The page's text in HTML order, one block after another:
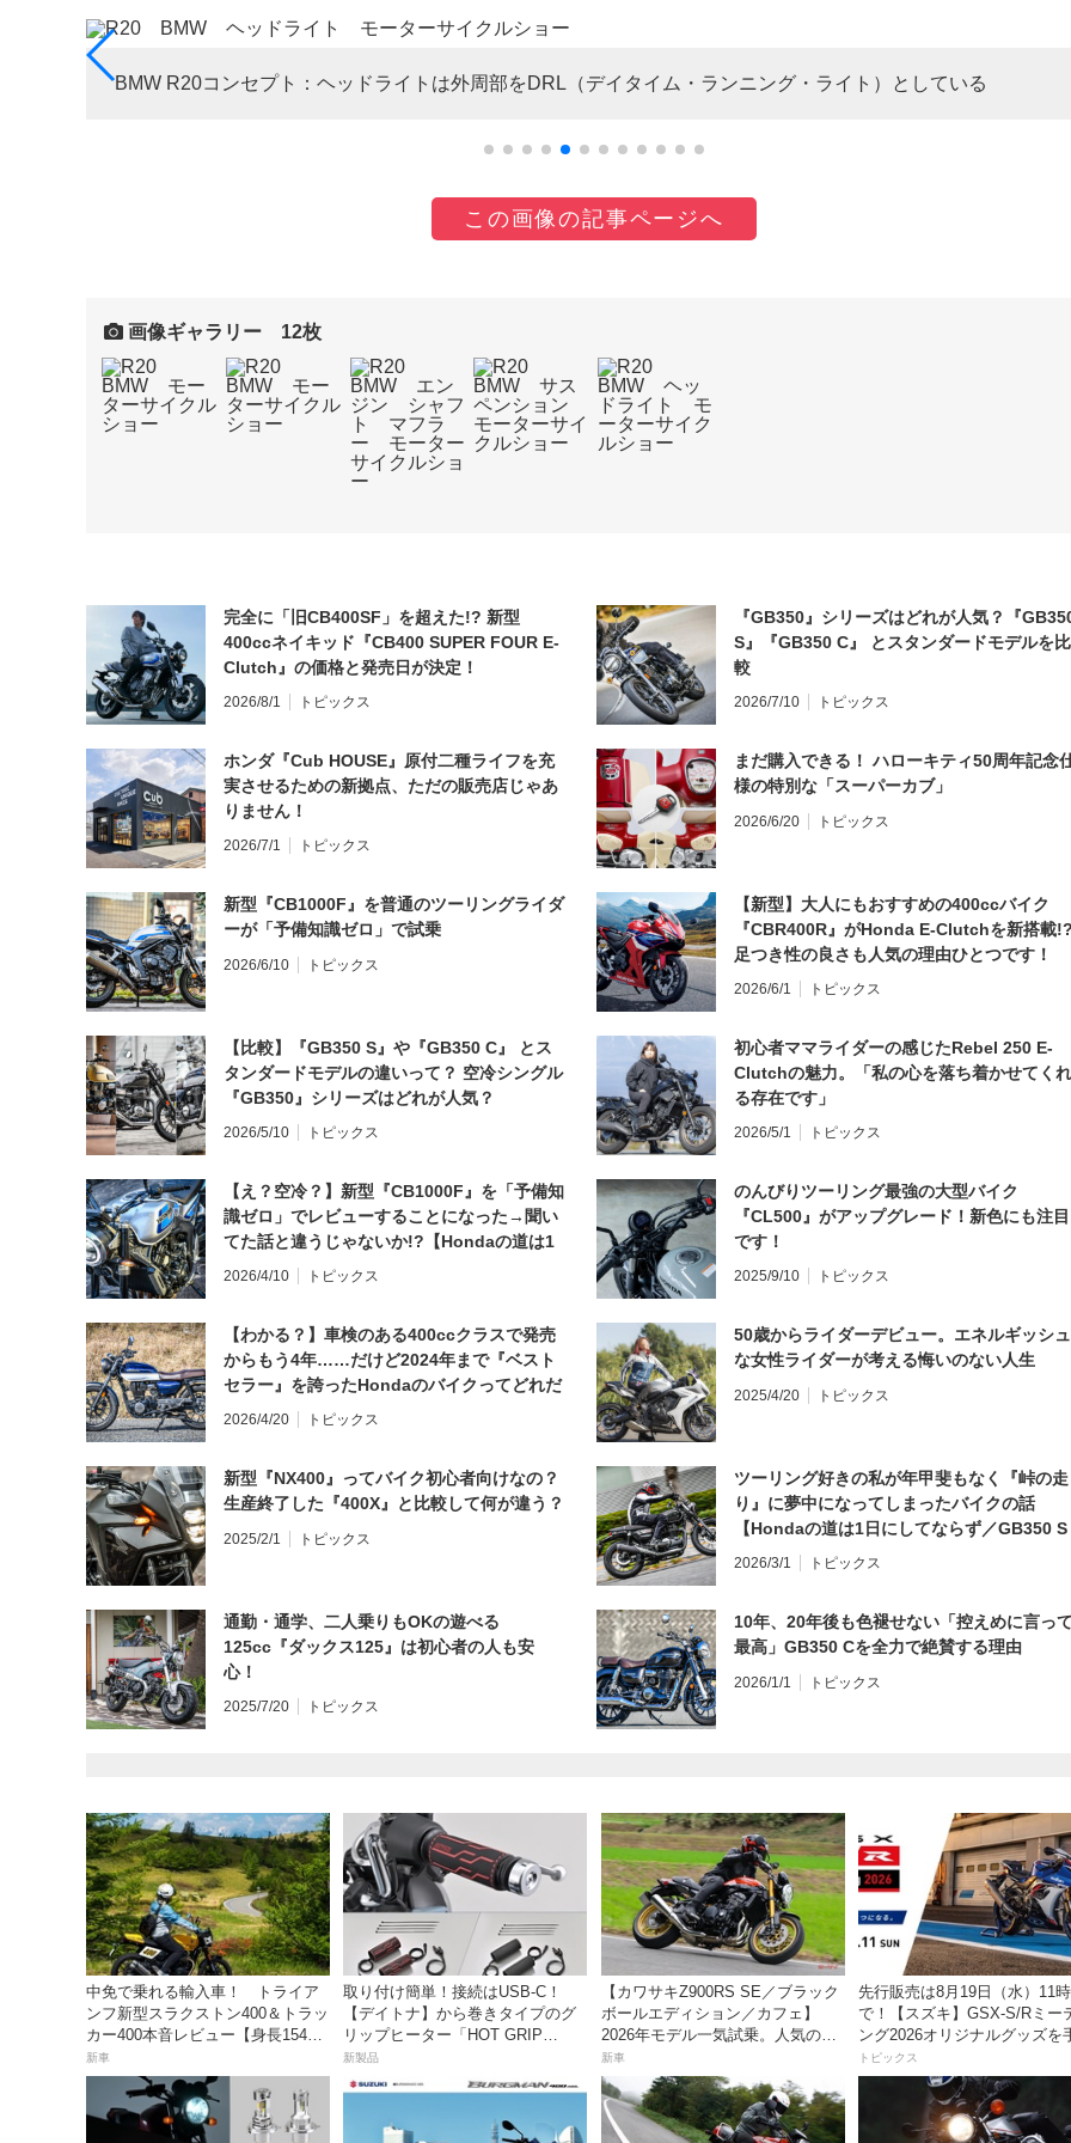
BMW R20コンセプト：ヘッドライトは外周部をDRL（デイタイム・ランニング・ライト）としている
この画像の記事ページへ
画像ギャラリー 12枚
完全に「旧CB400SF」を超えた!? 新型
400ccネイキッド『CB400 SUPER FOUR E-
Clutch』の価格と発売日が決定！
2026/8/1 トピックス
『GB350』シリーズはどれが人気？『
S』『GB350 C』 とスタンダードモデルを比
較
2026/7/10 トピックス
ホンダ『Cub HOUSE』原付二種ライフを充
実させるための新拠点、ただの販売店じゃあ
りません！
2026/7/1 トピックス
まだ購入できる！ ハローキティ50周年記念
様の特別な「スーパーカブ」
2026/6/20 トピックス
新型『CB1000F』を普通のツーリングライダ
ーが「予備知識ゼロ」で試乗
2026/6/10 トピックス
【新型】大人にもおすすめの400ccバイク
『CBR400R』がHonda E-Clutchを新搭載
足つき性の良さも人気の理由ひとつです！
2026/6/1 トピックス
【比較】『GB350 S』や『GB350 C』 とス
タンダードモデルの違いって？ 空冷シングル
『GB350』シリーズはどれが人気？
2026/5/10 トピックス
初心者ママライダーの感じたRebel 250 E-
Clutchの魅力。「私の心を落ち着かせてくれ
る存在です」
2026/5/1 トピックス
【え？空冷？】新型『CB1000F』を「予備知
識ゼロ」でレビューすることになった→聞い
てた話と違うじゃないか!?【Hondaの道は1
日にしてならず／CB1000F ①第一印象 編】
2026/4/10 トピックス
のんびりツーリング最強の大型バイク
『CL500』がアップグレード！新色にも注目
です！
2025/9/10 トピックス
【わかる？】車検のある400ccクラスで発売
からもう4年……だけど2024年まで『ベスト
セラー』を誇ったHondaのバイクってどれだ
と思う？
2026/4/20 トピックス
50歳からライダーデビュー。エネルギッシュ
な女性ライダーが考える悔いのない人生
2025/4/20 トピックス
新型『NX400』ってバイク初心者向けなの？
生産終了した『400X』と比較して何が違う？
2025/2/1 トピックス
ツーリング好きの私が年甲斐もなく『峠の走
り』に夢中になってしまったバイクの話
【Hondaの道は1日にしてならず／GB350 S
インプレ・レビュー 前編】
2026/3/1 トピックス
通勤・通学、二人乗りもOKの遊べる
125cc『ダックス125』は初心者の人も安
心！
2025/7/20 トピックス
10年、20年後も色褪せない「控えめに言っ
最高」GB350 Cを全力で絶賛する理由
2026/1/1 トピックス
中免で乗れる輸入車！ トライア
ンフ新型スラクストン400＆トラッ
カー400本音レビュー【身長154cm
の足着きは？】
新車
取り付け簡単！接続はUSB-C！
【デイトナ】から巻きタイプのグ
リップヒーター「HOT GRIP
WRAP HEAT」が登場
新製品
【カワサキZ900RS SE／ブラック
ボールエディション／カフェ】
2026年モデル一気試乗。人気の国
産ネオレトロモデルが扱いやすく
上質に進化！
新車
先行販売は8月19日（水）11
で！【スズキ】GSX-S/Rミー
ング2026オリジナルグッズを
入れよう！
トピックス